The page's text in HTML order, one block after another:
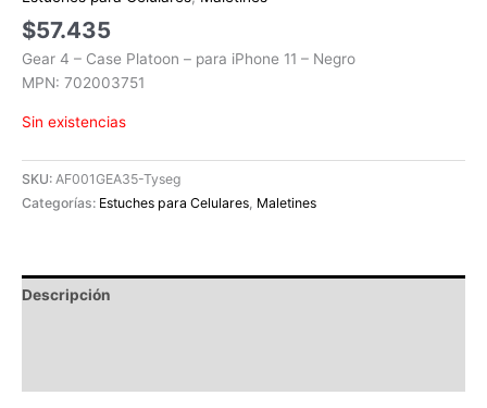
$57.435
Gear 4 – Case Platoon – para iPhone 11 – Negro
MPN: 702003751
Sin existencias
SKU: AF001GEA35-Tyseg
Categorías: Estuches para Celulares, Maletines
Descripción